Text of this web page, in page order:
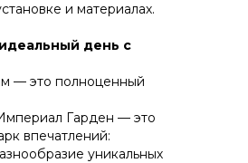
и материалах.
день с
— это полноценный
Гарден — это
впечатлений:
уникальных
ОТ НЕПОГОДЫ